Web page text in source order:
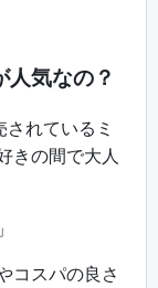
人気なの？
れているミ
きの間で大人
コスパの良さ